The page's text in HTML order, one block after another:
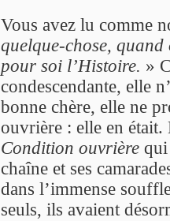
Vous avez lu comme
quelque-chose, quand
pour soi l’Histoire. »
condescendante, elle
bonne chère, elle ne
ouvrière : elle en était.
Condition ouvrière qui
chaîne et ses
dans l’immense
seuls, ils avaient